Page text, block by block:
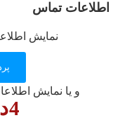
اطلاعات تماس
نمایش
پرداخت
و یا نمایش
4دقیقه 52ثانیه